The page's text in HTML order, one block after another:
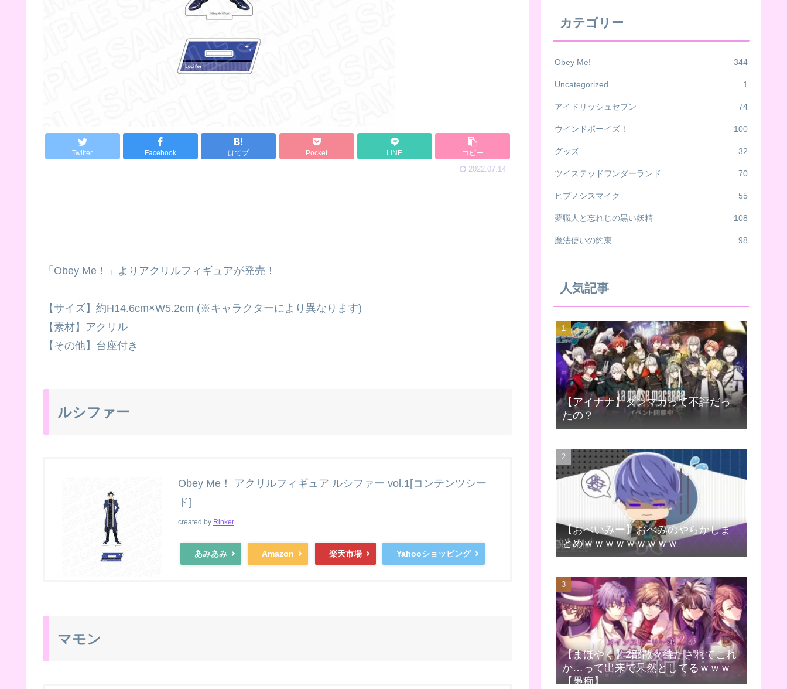
Twitter Facebook はてブ Pocket LINE コピー
2022.07.14
「Obey Me！」よりアクリルフィギュアが発売！
【サイズ】約H14.6cm×W5.2cm (※キャラクターにより異なります)
【素材】アクリル
【その他】台座付き
ルシファー
Obey Me！ アクリルフィギュア ルシファー vol.1[コンテンツシー
ド]
created by Rinker
あみあみ Amazon 楽天市場 Yahooショッピング
マモン
カテゴリー
Obey Me! 344
Uncategorized 1
アイドリッシュセブン 74
ウインドボーイズ！ 100
グッズ 32
ツイステッドワンダーランド 70
ヒプノシスマイク 55
夢職人と忘れじの黒い妖精 108
魔法使いの約束 98
人気記事
【アイナナ】ダンマカって不評だっ
たの？
【おべいみー】おべみのやらかしま
とめｗｗｗｗｗｗｗｗｗ
【まほやく】2部散々待たされてこれ
か…って出来で呆然としてるｗｗｗ
【愚痴】